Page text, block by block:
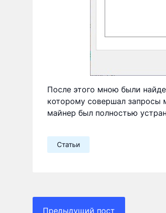
После этого мною были
которому совершал запросы
майнер был полностью
Статьи
Навигация
Предыдущий пост